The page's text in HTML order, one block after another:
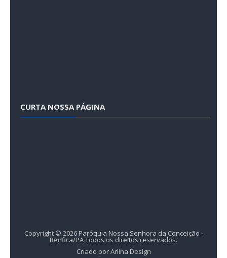
CURTA NOSSA PÁGINA
Copyright © 2026 Paróquia Nossa Senhora da Conceição -
Benfica/PATodos os direitos reservados.
Criado porArlina Design